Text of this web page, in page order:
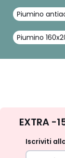
Piumino
Piumino
EXTRA -
Iscriviti